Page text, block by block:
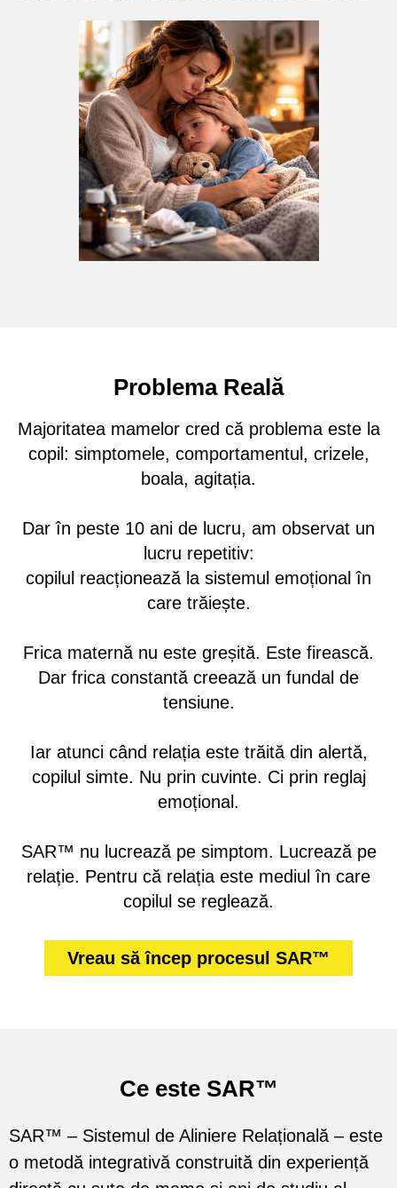
Problema Reală
Majoritatea mamelor cred că problema este la
copil: simptomele, comportamentul, crizele,
boala, agitația.
Dar în peste 10 ani de lucru, am observat un
lucru repetitiv:
copilul reacționează la sistemul emoțional în
care trăiește.
Frica maternă nu este greșită. Este firească.
Dar frica constantă creează un fundal de
tensiune.
Iar atunci când relația este trăită din alertă,
copilul simte. Nu prin cuvinte. Ci prin reglaj
emoțional.
SAR™ nu lucrează pe simptom. Lucrează pe
relație. Pentru că relația este mediul în care
copilul se reglează.
Vreau să încep procesul SAR™
Ce este SAR™
SAR™ – Sistemul de Aliniere Relațională – este
o metodă integrativă construită din experiență